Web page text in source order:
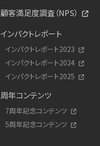
顧客満足度調査（NPS）
インパクトレポート
インパクトレポート2023
インパクトレポート2024
インパクトレポート2025
周年コンテンツ
7周年記念コンテンツ
5周年記念コンテンツ